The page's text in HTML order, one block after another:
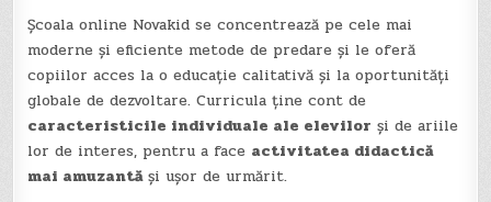
Școala online Novakid se concentrează pe cele mai
moderne și eficiente metode de predare și le oferă
copiilor acces la o educație calitativă și la oportunități
globale de dezvoltare. Curricula ține cont de
caracteristicile individuale ale elevilor și de ariile
lor de interes, pentru a face activitatea didactică
mai amuzantăși ușor de urmărit.